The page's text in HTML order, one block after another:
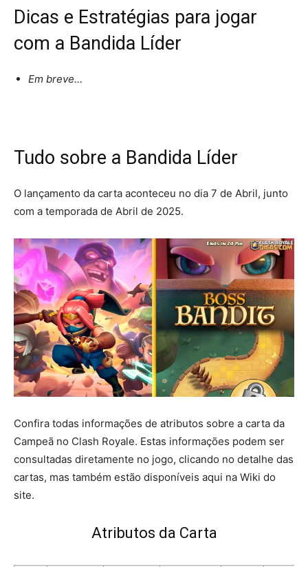
Dicas e Estratégias para jogar
com a Bandida Líder
Em breve…
Tudo sobre a Bandida Líder
O lançamento da carta aconteceu no dia 7 de Abril, junto
com a temporada de Abril de 2025.
Confira todas informações de atributos sobre a carta da
Campeã no Clash Royale. Estas informações podem ser
consultadas diretamente no jogo, clicando no detalhe das
cartas, mas também estão disponíveis aqui na Wiki do
site.
Atributos da Carta